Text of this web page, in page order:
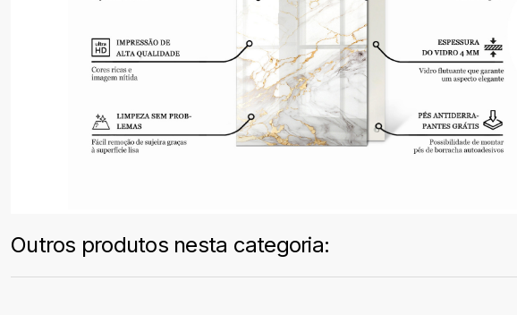
Outros produtos nesta categoria: